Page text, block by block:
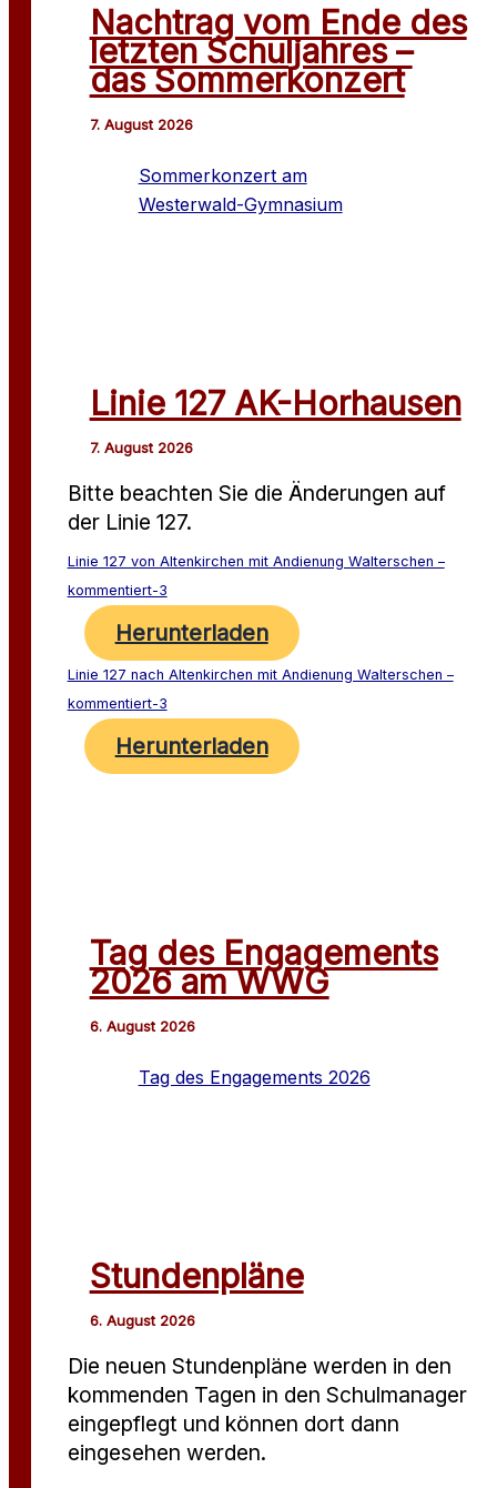
Nachtrag vom Ende des
letzten Schuljahres –
das Sommerkonzert
Sommerkonzert am
Westerwald-Gymnasium
Linie 127 AK-Horhausen
Bitte beachten Sie die Änderungen auf
der Linie 127.
Linie 127 von Altenkirchen mit Andienung Walterschen –
kommentiert-3
Herunterladen
Linie 127 nach Altenkirchen mit Andienung Walterschen –
kommentiert-3
Herunterladen
Tag des Engagements
2026 am WWG
Tag des Engagements 2026
Stundenpläne
Die neuen Stundenpläne werden in den
kommenden Tagen in den Schulmanager
eingepflegt und können dort dann
eingesehen werden.